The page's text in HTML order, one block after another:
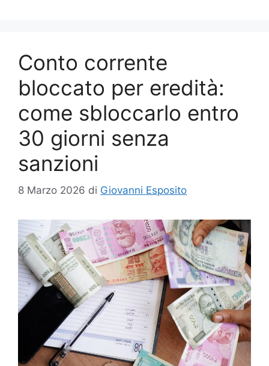
Conto corrente
bloccato per eredità:
come sbloccarlo entro
30 giorni senza
sanzioni
8 Marzo 2026 di Giovanni Esposito